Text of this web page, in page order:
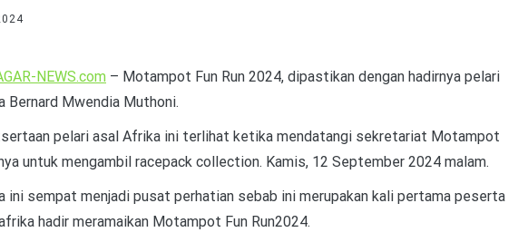
NEWS.com – Motampot Fun Run 2024, dipastikan dengan hadirnya pelari
Bernard Mwendia Muthoni.
pelari asal Afrika ini terlihat ketika mendatangi sekretariat Motampot
untuk mengambil racepack collection. Kamis, 12 September 2024 malam.
ini sempat menjadi pusat perhatian sebab ini merupakan kali pertama peserta
hadir meramaikan Motampot Fun Run2024.